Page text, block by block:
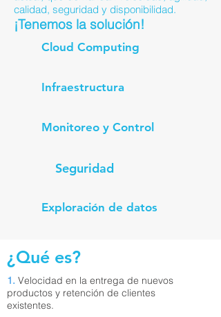
calidad, seguridad y disponibilidad.
¡Tenemos la solución!
Cloud Computing
Infraestructura
Monitoreo y Control
Seguridad
Exploración de datos
¿Qué es?
1. Velocidad en la entrega de nuevos
productos y retención de clientes
existentes.